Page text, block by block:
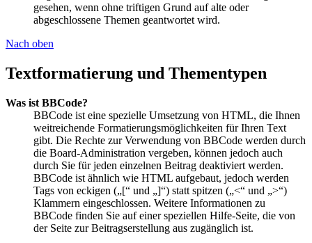
gesehen, wenn ohne triftigen Grund auf alte oder
abgeschlossene Themen geantwortet wird.
Nach oben
Textformatierung und Thementypen
Was ist BBCode?
BBCode ist eine spezielle Umsetzung von HTML, die Ihnen
weitreichende Formatierungsmöglichkeiten für Ihren Text
gibt. Die Rechte zur Verwendung von BBCode werden durch
die Board-Administration vergeben, können jedoch auch
durch Sie für jeden einzelnen Beitrag deaktiviert werden.
BBCode ist ähnlich wie HTML aufgebaut, jedoch werden
Tags von eckigen („[“ und „]“) statt spitzen („<“ und „>“)
Klammern eingeschlossen. Weitere Informationen zu
BBCode finden Sie auf einer speziellen Hilfe-Seite, die von
der Seite zur Beitragserstellung aus zugänglich ist.